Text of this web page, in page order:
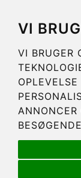
VI
VI BRUGER
ANNONCER